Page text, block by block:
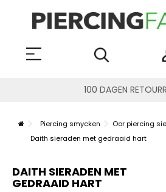
100 DAGEN
Piercing smycken Oor piercing
Daith sieraden met gedraaid hart
DAITH SIERADEN MET
GEDRAAID HART